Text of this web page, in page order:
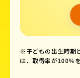
※子どもの出生時期
は、取得率が100％